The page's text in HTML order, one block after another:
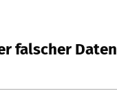
falscher Daten